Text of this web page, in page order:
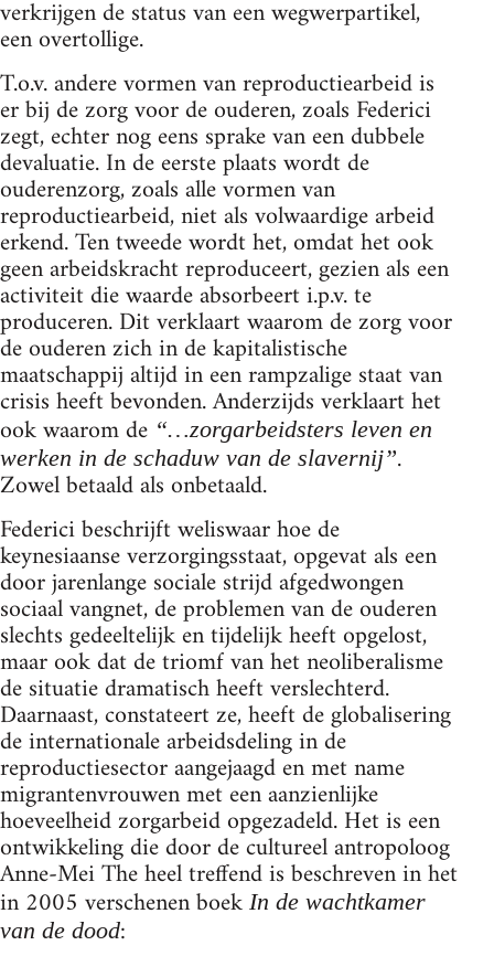
verkrijgen de status van een wegwerpartikel,
een overtollige.
T.o.v. andere vormen van reproductiearbeid is
er bij de zorg voor de ouderen, zoals Federici
zegt, echter nog eens sprake van een dubbele
devaluatie. In de eerste plaats wordt de
ouderenzorg, zoals alle vormen van
reproductiearbeid, niet als volwaardige arbeid
erkend. Ten tweede wordt het, omdat het ook
geen arbeidskracht reproduceert, gezien als een
activiteit die waarde absorbeert i.p.v. te
produceren. Dit verklaart waarom de zorg voor
de ouderen zich in de kapitalistische
maatschappij altijd in een rampzalige staat van
crisis heeft bevonden. Anderzijds verklaart het
ook waarom de “…zorgarbeidsters leven en
werken in de schaduw van de slavernij”.
Zowel betaald als onbetaald.
Federici beschrijft weliswaar hoe de
keynesiaanse verzorgingsstaat, opgevat als een
door jarenlange sociale strijd afgedwongen
sociaal vangnet, de problemen van de ouderen
slechts gedeeltelijk en tijdelijk heeft opgelost,
maar ook dat de triomf van het neoliberalisme
de situatie dramatisch heeft verslechterd.
Daarnaast, constateert ze, heeft de globalisering
de internationale arbeidsdeling in de
reproductiesector aangejaagd en met name
migrantenvrouwen met een aanzienlijke
hoeveelheid zorgarbeid opgezadeld. Het is een
ontwikkeling die door de cultureel antropoloog
Anne-Mei The heel treffend is beschreven in het
in 2005 verschenen boek In de wachtkamer
van de dood: